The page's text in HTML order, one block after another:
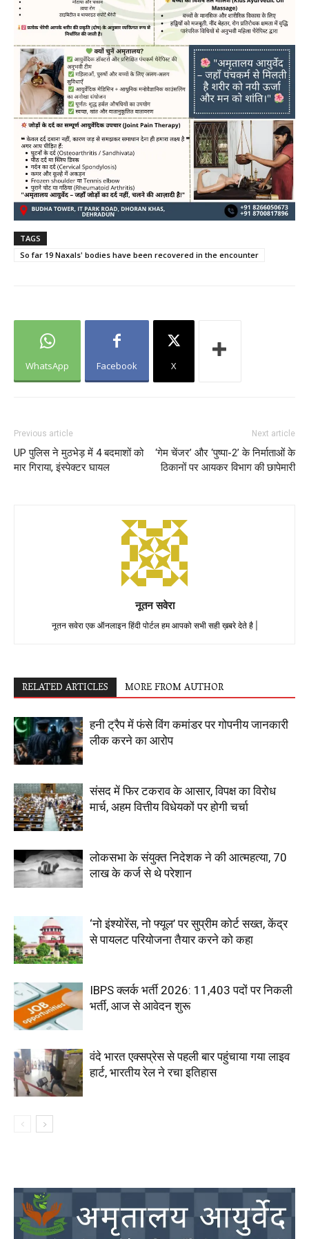
TAGS
So far 19 Naxals' bodies have been recovered in the encounter
WhatsApp Facebook X
Previous article
UP पुलिस ने मुठभेड़ में 4 बदमाशों को
मार गिराया, इंस्पेक्टर घायल
Next article
‘गेम चेंजर’ और ‘पुष्पा-2’ के निर्माताओं के
ठिकानों पर आयकर विभाग की छापेमारी
नूतन सवेरा
नूतन सवेरा एक ऑनलाइन हिंदी पोर्टल हम आपको सभी सही ख़बरे देते है |
RELATED ARTICLES MORE FROM AUTHOR
हनी ट्रैप में फंसे विंग कमांडर पर गोपनीय जानकारी
लीक करने का आरोप
संसद में फिर टकराव के आसार, विपक्ष का विरोध
मार्च, अहम वित्तीय विधेयकों पर होगी चर्चा
लोकसभा के संयुक्त निदेशक ने की आत्महत्या, 70
लाख के कर्ज से थे परेशान
‘नो इंश्योरेंस, नो फ्यूल’ पर सुप्रीम कोर्ट सख्त, केंद्र
से पायलट परियोजना तैयार करने को कहा
IBPS क्लर्क भर्ती 2026: 11,403 पदों पर निकली
भर्ती, आज से आवेदन शुरू
वंदे भारत एक्सप्रेस से पहली बार पहुंचाया गया लाइव
हार्ट, भारतीय रेल ने रचा इतिहास